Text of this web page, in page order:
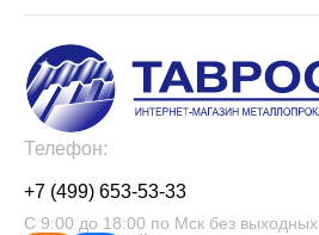
Телефон:
+7 (499) 653-53-33
С 9:00 до 18:00 по Мск без выходных